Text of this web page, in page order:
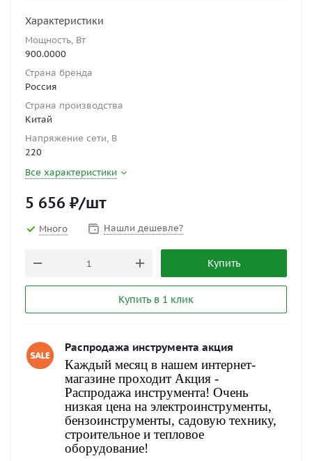
Характеристики
Мощность, Вт
900.0000
Страна бренда
Россия
Страна производства
Китай
Напряжение сети, В
220
Все характеристики
5 656 ₽/шт
Много Нашли дешевле?
Купить
Купить в 1 клик
Распродажа инструмента акция
Каждый месяц в нашем интернет-
магазине проходит Акция -
Распродажа инструмента! Очень
низкая цена на электроинструменты,
бензоинструменты, садовую технику,
строительное и тепловое
оборудование!